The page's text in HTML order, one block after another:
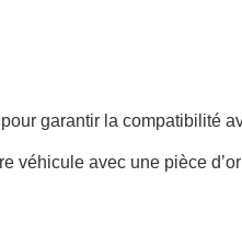
garantir la compatibilité
véhicule avec une pièce